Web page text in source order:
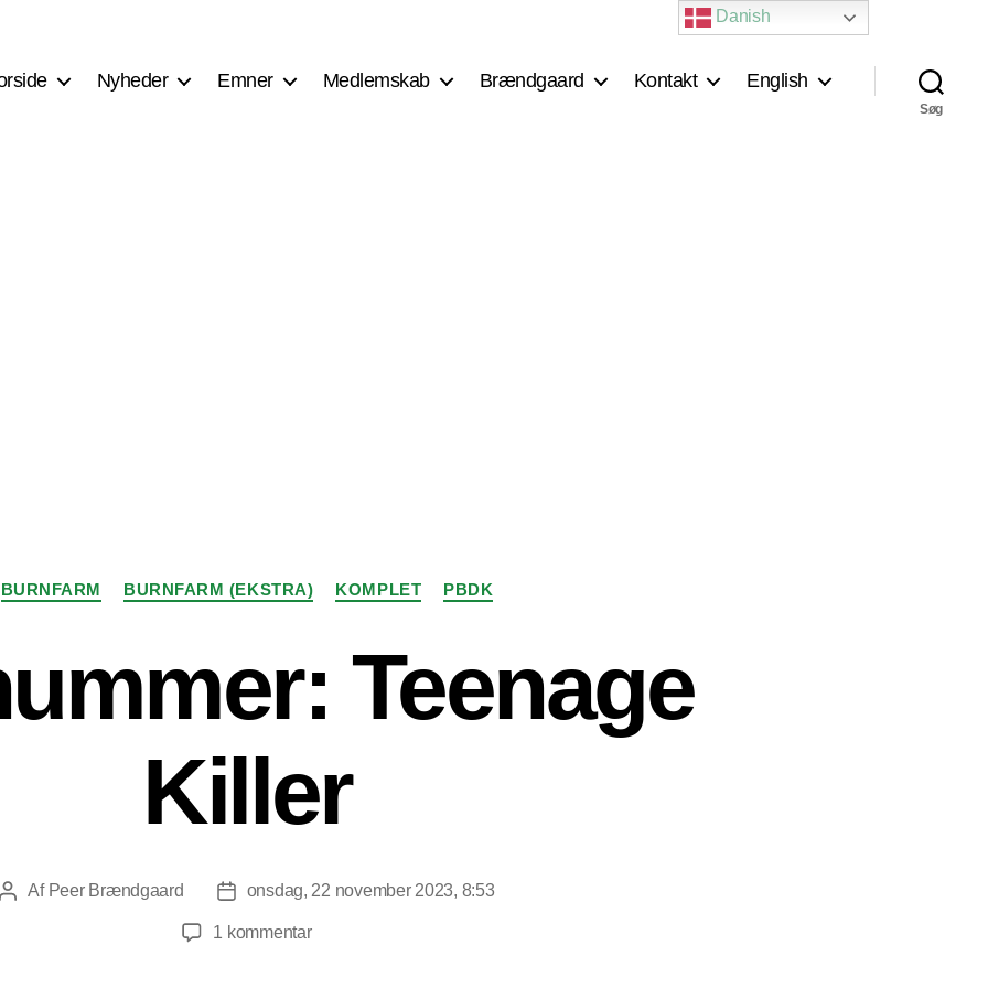
Nyheder Emner Medlemskab Brændgaard Kontakt English
Søg
Kategorier
BURNFARM BURNFARM (EKSTRA) KOMPLET PBDK
Teenage
Killer
Indlægsforfatter
Af Peer Brændgaard Indlægsdato
onsdag, 22 november 2023, 8:53
1 kommentartil
Danish